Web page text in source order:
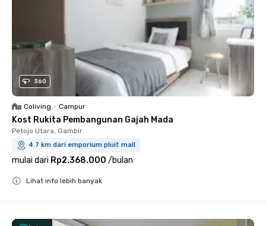
360
Coliving • Campur
Kost Rukita Pembangunan Gajah Mada
Petojo Utara, Gambir
4.7 km dari emporium pluit mall
mulai dari Rp2.368.000 /bulan
Lihat info lebih banyak